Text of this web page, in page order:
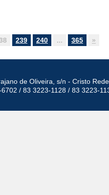
239 240 ... 365 »
de Oliveira, s/n - Cristo
/ 83 3223-1128 / 83 3223-